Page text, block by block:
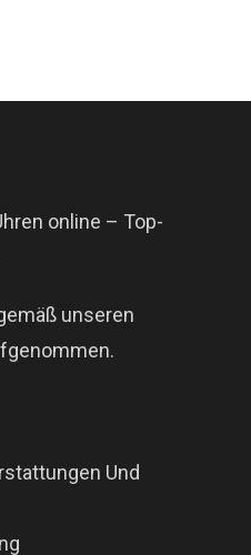
online – Top-
unseren
Und